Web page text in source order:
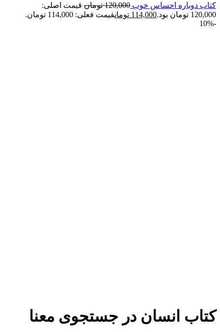
کتاب دوباره احساس خوب 120,000 تومان قیمت اصلی:
120,000 تومان بود.
114,000 تومانقیمت فعلی: 114,000 تومان.
-10%
کتاب انسان در جستجوی معنا